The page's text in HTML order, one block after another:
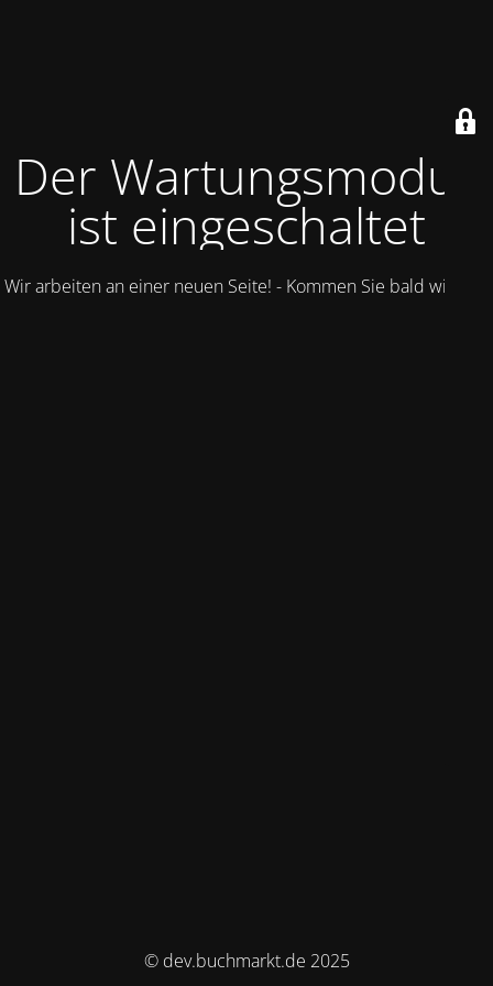
Der Wartungsmodus
ist eingeschaltet
Wir arbeiten an einer neuen Seite! - Kommen Sie bald wieder.
© dev.buchmarkt.de 2025